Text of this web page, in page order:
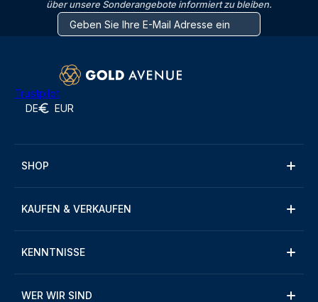
über unsere Sonderangebote informiert zu bleiben.
Trustpilot
DE EUR
SHOP
KAUFEN & VERKAUFEN
KENNTNISSE
WER WIR SIND